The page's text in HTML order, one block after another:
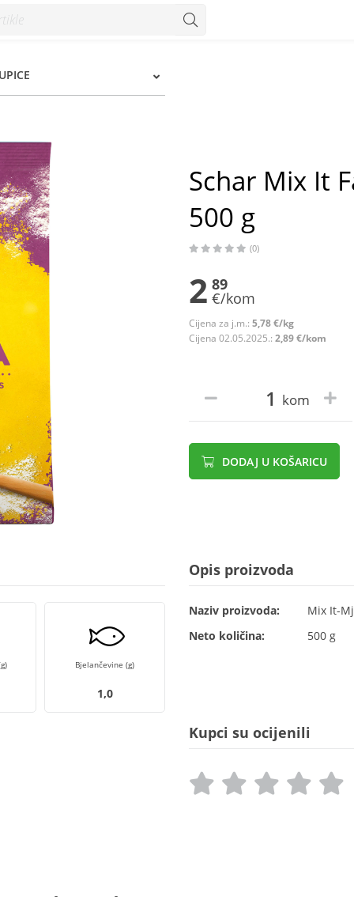
Schar Mix It
500 g
(0)
2 89
€/kom
Cijena za j.m.: 5,78 €/kg
Cijena 02.05.2025.: 2,89 €/kom
kom
DODAJ U KOŠARICU
Bjelančevine (g)
1,0
Opis proizvoda
Naziv proizvoda:
Mix It-
Neto količina:
500 g
Kupci su ocijenili